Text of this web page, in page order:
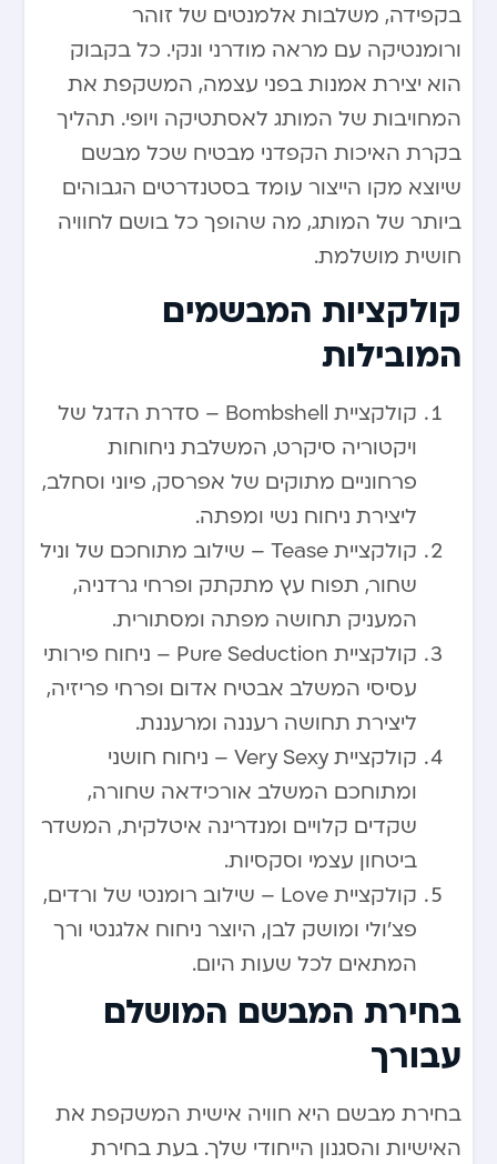
בקפידה, משלבות אלמנטים של זוהר
ורומנטיקה עם מראה מודרני ונקי. כל בקבוק
הוא יצירת אמנות בפני עצמה, המשקפת את
המחויבות של המותג לאסתטיקה ויופי. תהליך
בקרת האיכות הקפדני מבטיח שכל מבשם
שיוצא מקו הייצור עומד בסטנדרטים הגבוהים
ביותר של המותג, מה שהופך כל בושם לחוויה
חושית מושלמת.
קולקציות המבשמים
המובילות
קולקציית Bombshell – סדרת הדגל של
ויקטוריה סיקרט, המשלבת ניחוחות
פרחוניים מתוקים של אפרסק, פיוני וסחלב,
ליצירת ניחוח נשי ומפתה.
קולקציית Tease – שילוב מתוחכם של וניל
שחור, תפוח עץ מתקתק ופרחי גרדניה,
המעניק תחושה מפתה ומסתורית.
קולקציית Pure Seduction – ניחוח פירותי
עסיסי המשלב אבטיח אדום ופרחי פריזיה,
ליצירת תחושה רעננה ומרעננת.
קולקציית Very Sexy – ניחוח חושני
ומתוחכם המשלב אורכידאה שחורה,
שקדים קלויים ומנדרינה איטלקית, המשדר
ביטחון עצמי וסקסיות.
קולקציית Love – שילוב רומנטי של ורדים,
פצ’ולי ומושק לבן, היוצר ניחוח אלגנטי ורך
המתאים לכל שעות היום.
בחירת המבשם המושלם
עבורך
בחירת מבשם היא חוויה אישית המשקפת את
האישיות והסגנון הייחודי שלך. בעת בחירת